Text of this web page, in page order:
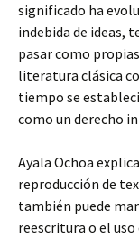
significado ha
indebida de ideas,
pasar como
literatura clásica
tiempo se
como un derecho
Ayala Ochoa
reproducción de
también puede
reescritura o el